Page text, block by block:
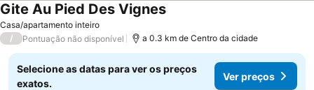
Casa/apartamento inteiro
Gite Au Pied Des VignesVer preços
/ Pontuação não disponível a 0.3 km de Centro da cidade
Selecione as datas para ver os preços
exatos.
Ver preços